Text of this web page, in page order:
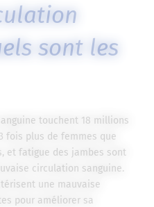
sont les
touchent 18 millions
fois plus de femmes que
et fatigue des jambes sont
circulation sanguine.
une mauvaise
pour améliorer sa